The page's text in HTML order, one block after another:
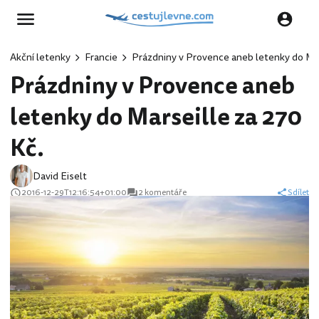
Akční letenky Francie Prázdniny v Provence aneb letenky do
Prázdniny v Provence aneb
letenky do Marseille za 270
Kč.
David Eiselt
2016-12-29T12:16:54+01:00 2 komentáře Sdílet